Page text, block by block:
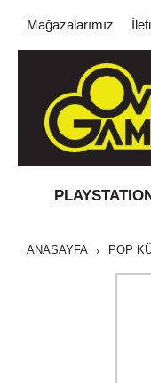
Mağazalarımız
ANASAYFA POP